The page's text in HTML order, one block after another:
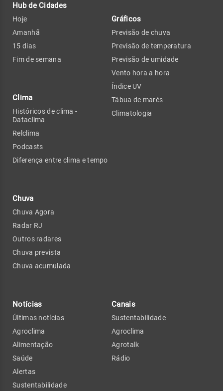
Hub de Cidades
Hoje
Amanhã
15 dias
Fim de semana
Clima
Históricos de clima -
Dataclima
Relclima
Podcasts
Diferença entre clima e tempo
Chuva
Chuva Agora
Radar RJ
Outros radares
Chuva prevista
Chuva acumulada
Gráficos
Previsão de chuva
Previsão de temperatura
Previsão de umidade
Vento hora a hora
Índice UV
Tábua de marés
Climatologia
Notícias
Últimas notícias
Agroclima
Alimentação
Saúde
Alertas
Sustentabilidade
Canais
Sustentabilidade
Agroclima
Agrotalk
Rádio